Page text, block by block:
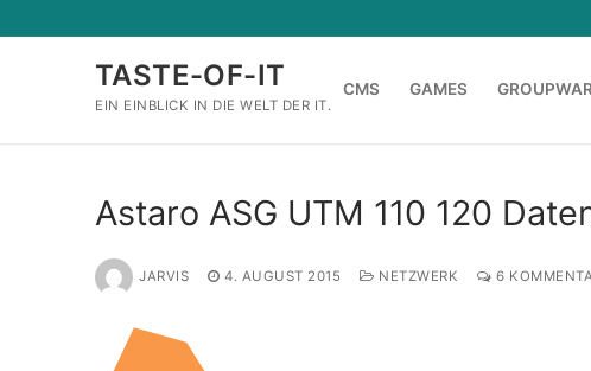
Inhalt
TASTE-OF-IT
EIN EINBLICK IN DIE WELT DER IT.
CMS GAMES
Astaro ASG UTM 110 120
JARVIS 4. AUGUST 2015 NETZWERK 6